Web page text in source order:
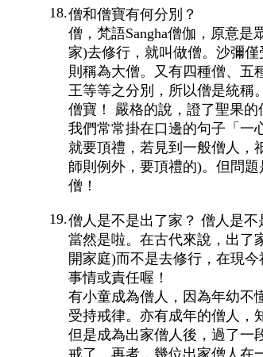
18.僧和僧寶有何分別？
僧，梵語Sangha僧伽，原意是
家)去修行，就叫做僧。沙彌
則稱為大僧。又有四種僧、五
王等等之分別，所以僧是統稱
僧寶！ 嚴格的說，證了聖果的
我們常常掛在口邊的句子「一
就要頂禮，若見到一般僧人，
師則例外，要頂禮的)。但問
僧！
19.僧人是不是出了家？ 僧人是不
當然是啦。在古代來說，出了
開家庭)而不是去修行，在現
事情或責任喔！
有小童成為僧人，因為年幼不
受持戒律。亦有成年的僧人，
但是成為出家僧人後，過了一
戒了。再者，幾位出家僧人在